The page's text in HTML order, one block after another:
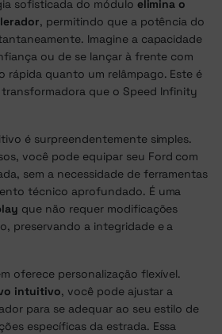
sofisticada do módulo elimina o
, permitindo que a potência do
Imagine a capacidade
ou de se lançar à frente com
rápida quanto um relâmpago. Este é
que o Speed Infinity
é surpreendentemente simples.
você pode equipar seu Ford com
sem a necessidade de ferramentas
técnico aprofundado. É uma
que não requer modificações
preservando a integridade e a
oferece personalização flexível.
intuitivo, você pode ajustar a
para se adequar ao seu estilo de
específicas da estrada. Essa